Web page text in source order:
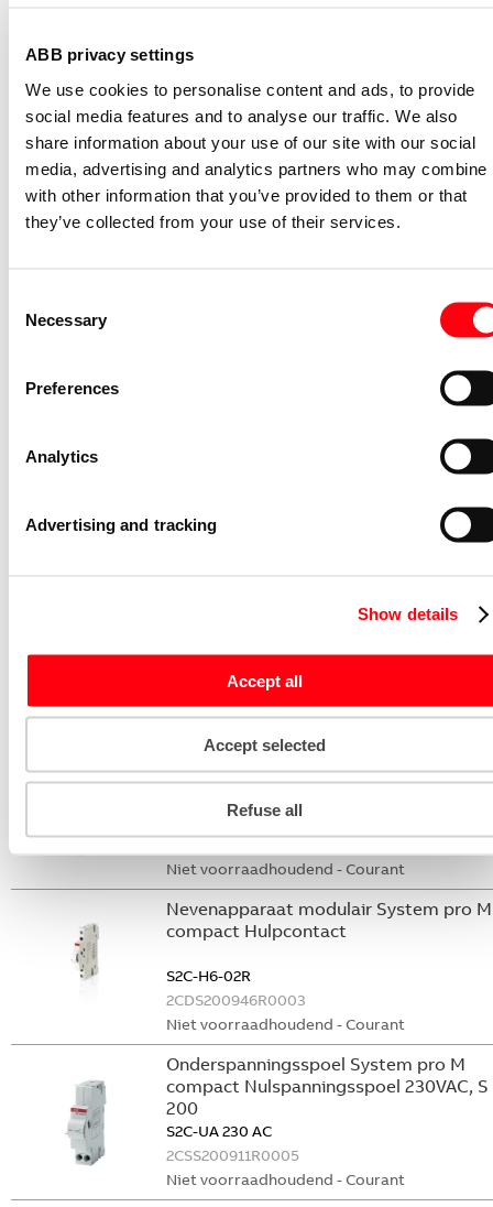
ABB privacy settings
We use cookies to personalise content and ads, to provide
social media features and to analyse our traffic. We also
share information about your use of our site with our social
media, advertising and analytics partners who may combine
with other information that you’ve provided to them or that
they’ve collected from your use of their services.
Selection
Necessary
Preferences
Analytics
Advertising and tracking
Show details
Accept all
Accept selected
Refuse all
2CDS200936R0001
Niet voorraadhoudend - Courant
Nevenapparaat modulair System pro M
compact Hulpcontact aan de
2NO
S2C-H6-20R
2CDS200946R0002
M compact CMS sensor 40A TRMS
vermogensschakelaar System pro M
GHS2001901R0003
M compact CMS sensor 20A TRMS
2CCA880102R0001
Niet voorraadhoudend - Courant
Nevenapparaat modulair System pro M
compact Hulpcontact 2M
S2C-H20L
Niet voorraadhoudend - Courant
Nevenapparaat modulair System pro M
compact Hulpcontact
S2C-H6-02R
2CDS200946R0003
Niet voorraadhoudend - Courant
Onderspanningsspoel System pro M
compact Nulspanningsspoel 230VAC, S
200
S2C-UA 230 AC
2CSS200911R0005
Niet voorraadhoudend - Courant